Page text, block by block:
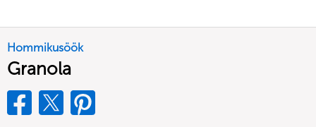
Hommikusöök
Granola